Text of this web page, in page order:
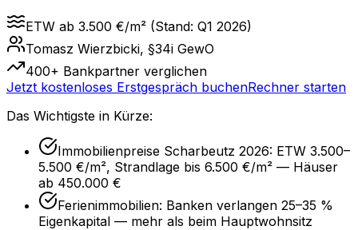
ETW ab 3.500 €/m² (Stand: Q1 2026)
Tomasz Wierzbicki, §34i GewO
400+ Bankpartner verglichen
Jetzt kostenloses Erstgespräch buchenRechner starten
Das Wichtigste in Kürze:
Immobilienpreise Scharbeutz 2026: ETW 3.500–
5.500 €/m², Strandlage bis 6.500 €/m² — Häuser
ab 450.000 €
Ferienimmobilien: Banken verlangen 25–35 %
Eigenkapital — mehr als beim Hauptwohnsitz